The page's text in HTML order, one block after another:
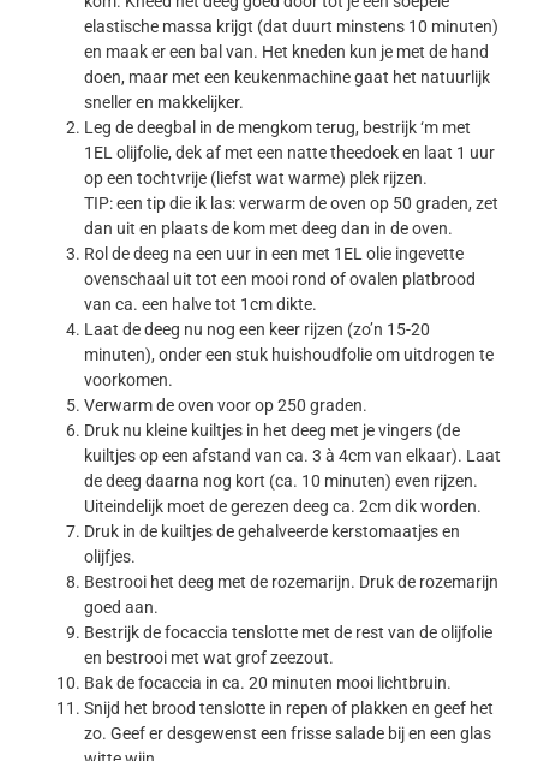
elastische massa krijgt (dat duurt minstens 10 minuten)
en maak er een bal van. Het kneden kun je met de hand
doen, maar met een keukenmachine gaat het natuurlijk
sneller en makkelijker.
Leg de deegbal in de mengkom terug, bestrijk ‘m met
1EL olijfolie, dek af met een natte theedoek en laat 1 uur
op een tochtvrije (liefst wat warme) plek rijzen.
TIP: een tip die ik las: verwarm de oven op 50 graden, zet
dan uit en plaats de kom met deeg dan in de oven.
Rol de deeg na een uur in een met 1EL olie ingevette
ovenschaal uit tot een mooi rond of ovalen platbrood
van ca. een halve tot 1cm dikte.
Laat de deeg nu nog een keer rijzen (zo’n 15-20
minuten), onder een stuk huishoudfolie om uitdrogen te
voorkomen.
Verwarm de oven voor op 250 graden.
Druk nu kleine kuiltjes in het deeg met je vingers (de
kuiltjes op een afstand van ca. 3 à 4cm van elkaar). Laat
de deeg daarna nog kort (ca. 10 minuten) even rijzen.
Uiteindelijk moet de gerezen deeg ca. 2cm dik worden.
Druk in de kuiltjes de gehalveerde kerstomaatjes en
olijfjes.
Bestrooi het deeg met de rozemarijn. Druk de rozemarijn
goed aan.
Bestrijk de focaccia tenslotte met de rest van de olijfolie
en bestrooi met wat grof zeezout.
Bak de focaccia in ca. 20 minuten mooi lichtbruin.
Snijd het brood tenslotte in repen of plakken en geef het
zo. Geef er desgewenst een frisse salade bij en een glas